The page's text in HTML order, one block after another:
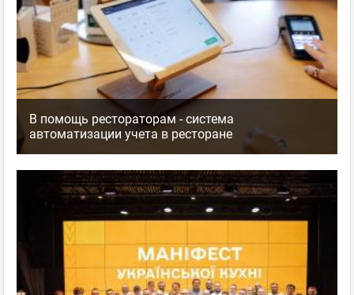
В помощь рестораторам - система
автоматизации учета в ресторане